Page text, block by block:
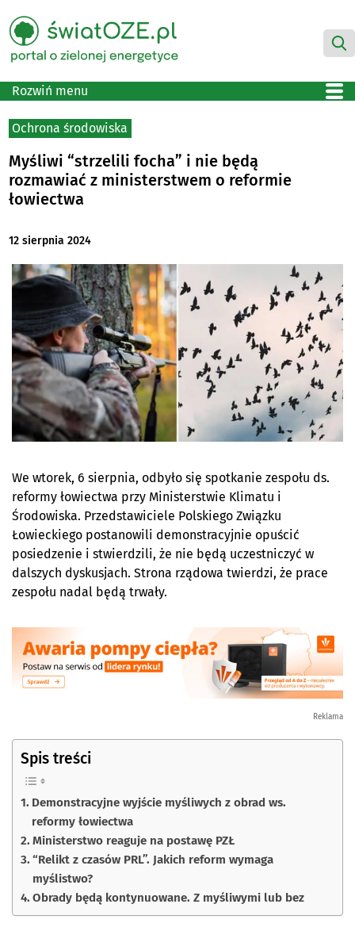
Rozwiń menu
Ochrona środowiska
Myśliwi “strzelili focha” i nie będą
rozmawiać z ministerstwem o reformie
łowiectwa
12 sierpnia 2024
We wtorek, 6 sierpnia, odbyło się spotkanie zespołu ds.
reformy łowiectwa przy Ministerstwie Klimatu i
Środowiska. Przedstawiciele Polskiego Związku
Łowieckiego postanowili demonstracyjnie opuścić
posiedzenie i stwierdzili, że nie będą uczestniczyć w
dalszych dyskusjach. Strona rządowa twierdzi, że prace
zespołu nadal będą trwały.
Reklama
Spis treści
Demonstracyjne wyjście myśliwych z obrad ws.
reformy łowiectwa
Ministerstwo reaguje na postawę PZŁ
“Relikt z czasów PRL”. Jakich reform wymaga
myślistwo?
Obrady będą kontynuowane. Z myśliwymi lub bez